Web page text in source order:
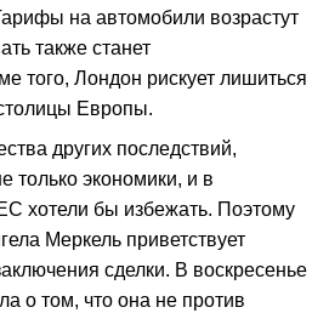
на автомобили возрастут
также станет
того, Лондон рискует лишиться
Европы.
других последствий,
только экономики, и в
хотели бы избежать. Поэтому
Меркель приветствует
сделки. В воскресенье
о том, что она не против